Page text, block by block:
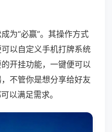
为“必赢”。其操作方式
以自定义手机打牌系统
开挂功能，一键便可以
不管你是想分享给好友
以满足需求。